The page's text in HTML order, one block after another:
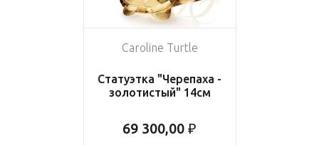
Caroline Turtle
Статуэтка "Черепаха -
золотистый" 14см
69 300,00 ₽